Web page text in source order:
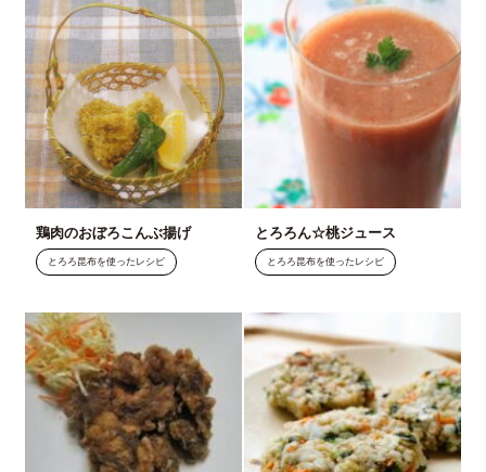
鶏肉のおぼろこんぶ揚げ
とろろ昆布を使ったレシピ
とろろん☆桃ジュース
とろろ昆布を使ったレシピ